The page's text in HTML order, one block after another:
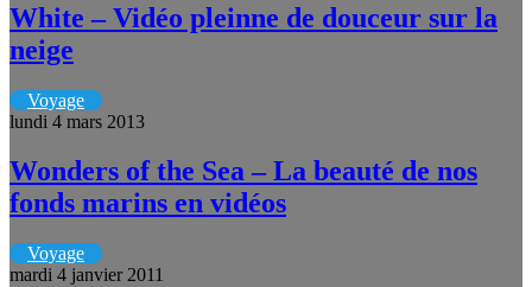
White – Vidéo pleinne de douceur sur la
neige
Voyage
lundi 4 mars 2013
Wonders of the Sea – La beauté de nos
fonds marins en vidéos
Voyage
mardi 4 janvier 2011